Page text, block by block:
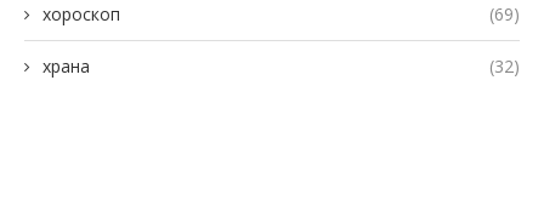
хороскоп (69)
храна (32)